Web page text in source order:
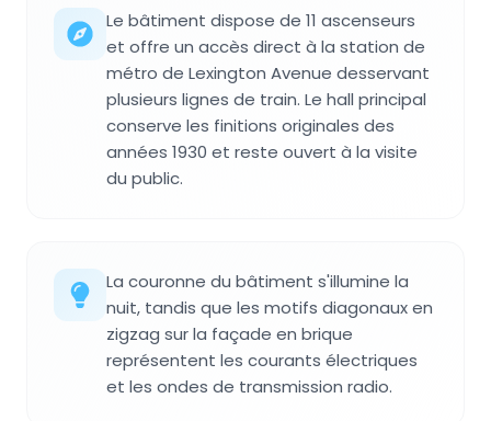
Le bâtiment dispose de 11 ascenseurs
et offre un accès direct à la station de
métro de Lexington Avenue desservant
plusieurs lignes de train. Le hall principal
conserve les finitions originales des
années 1930 et reste ouvert à la visite
du public.
La couronne du bâtiment s'illumine la
nuit, tandis que les motifs diagonaux en
zigzag sur la façade en brique
représentent les courants électriques
et les ondes de transmission radio.